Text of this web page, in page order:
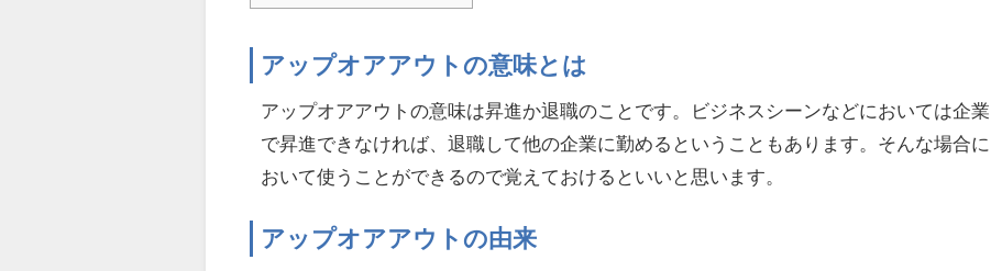
アップオアアウトの意味とは
アップオアアウトの意味は昇進か退職のことです。ビジネスシーンなどにおいては企業
で昇進できなければ、退職して他の企業に勤めるということもあります。そんな場合に
おいて使うことができるので覚えておけるといいと思います。
アップオアアウトの由来